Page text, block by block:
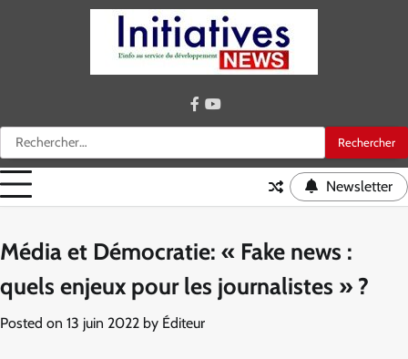
Rechercher :
facebook
youtube
Newsletter
Média et Démocratie: « Fake news :
quels enjeux pour les journalistes » ?
Posted on 13 juin 2022 by Éditeur